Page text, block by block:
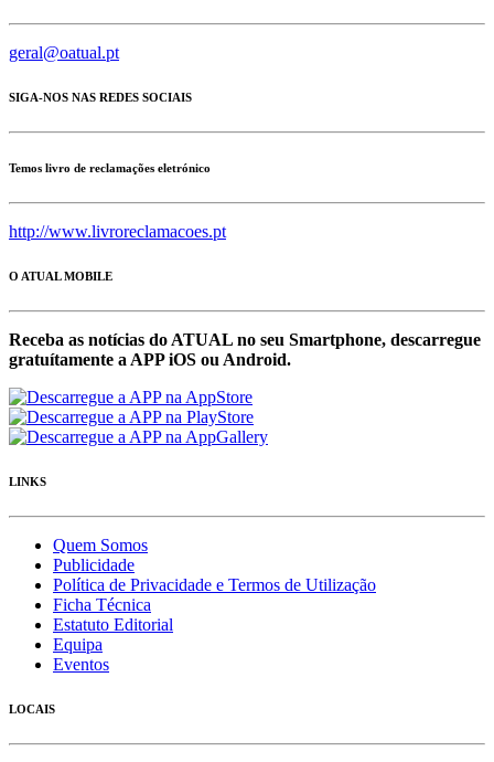
geral@oatual.pt
SIGA-NOS NAS REDES SOCIAIS
Temos livro de reclamações eletrónico
http://www.livroreclamacoes.pt
O ATUAL MOBILE
Receba as notícias do ATUAL no seu Smartphone, descarregue
gratuítamente a APP iOS ou Android.
LINKS
Quem Somos
Publicidade
Política de Privacidade e Termos de Utilização
Ficha Técnica
Estatuto Editorial
Equipa
Eventos
LOCAIS